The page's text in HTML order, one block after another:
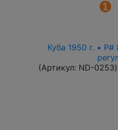
Куба 1950 г. •
(Артикул: ND-0253)